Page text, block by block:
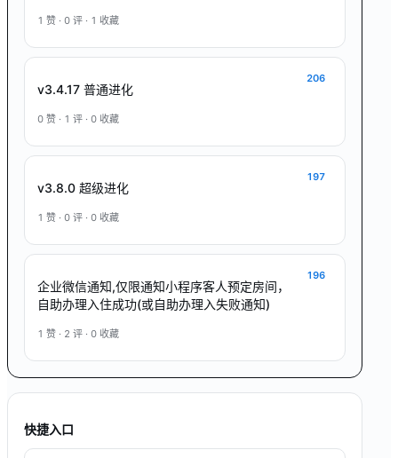
1 赞 · 0 评 · 1 收藏
v3.4.17 普通进化
0 赞 · 1 评 · 0 收藏
206
v3.8.0 超级进化
1 赞 · 0 评 · 0 收藏
197
企业微信通知,仅限通知小程序客人预定房间，
自助办理入住成功(或自助办理入失败通知)
1 赞 · 2 评 · 0 收藏
196
快捷入口